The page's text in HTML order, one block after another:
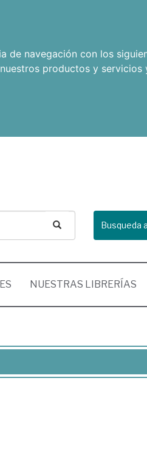
de navegación con los
productos y
Busqueda
NUESTRAS LIBRERÍAS